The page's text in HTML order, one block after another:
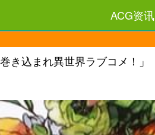
ACG资讯
き込まれ異世界ラブコメ！」